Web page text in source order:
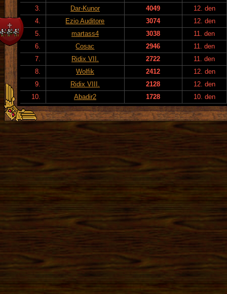
3.
Dar-Kunor 4049
12. den
4.
Ezio Auditore 3074
12. den
5.
martass4 3038
11. den
6.
Cosac 2946
11. den
7.
Ridix VII. 2722
11. den
8.
Wolfik 2412
12. den
9.
Ridix VIII. 2128
12. den
10.
Abadir2 1728 10. den